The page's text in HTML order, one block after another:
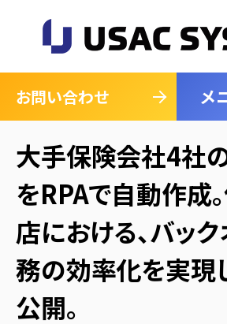
お問い合わせ メ
閉
大手保険会社4社
をRPAで自動作成
店における、バッ
務の効率化を実現
公開。